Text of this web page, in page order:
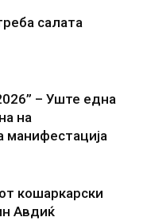
салата
– Уште една
на
манифестација
кошаркарски
Авдиќ